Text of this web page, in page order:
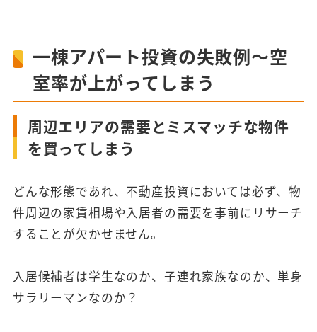
一棟アパート投資の失敗例～空
室率が上がってしまう
周辺エリアの需要とミスマッチな物件
を買ってしまう
どんな形態であれ、不動産投資においては必ず、物
件周辺の家賃相場や入居者の需要を事前にリサーチ
することが欠かせません。
入居候補者は学生なのか、子連れ家族なのか、単身
サラリーマンなのか？